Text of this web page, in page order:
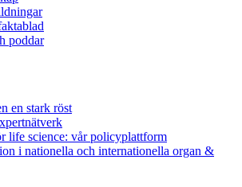
poddar
en stark röst
life science: vår policyplattform
i nationella och internationella organ &